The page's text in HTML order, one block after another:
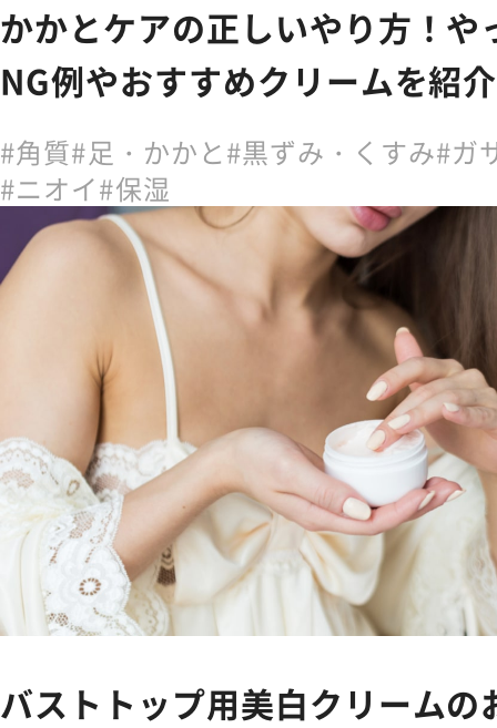
かかとケアの正しいやり方！や
NG例やおすすめクリームを紹介
角質 足・かかと 黒ずみ・くすみ ガ
ニオイ 保湿
バストトップ用美白クリームの